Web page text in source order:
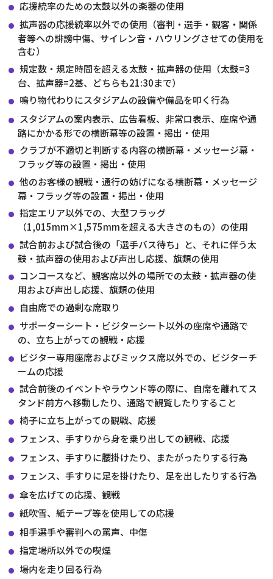
応援統率のための太鼓以外の楽器の使用
拡声器の応援統率以外での使用（審判・選手・観客・関係
者等への誹謗中傷、サイレン音・ハウリングさせての使用を
含む）
規定数・規定時間を超える太鼓・拡声器の使用（太鼓=3
台、拡声器=2基、どちらも21:30まで）
鳴り物代わりにスタジアムの設備や備品を叩く行為
スタジアムの案内表示、広告看板、非常口表示、座席や通
路にかかる形での横断幕等の設置・掲出・使用
クラブが不適切と判断する内容の横断幕・メッセージ幕・
フラッグ等の設置・掲出・使用
他のお客様の観戦・通行の妨げになる横断幕・メッセージ
幕・フラッグ等の設置・掲出・使用
指定エリア以外での、大型フラッグ
（1,015mm×1,575mmを超える大きさのもの）の使用
試合前および試合後の「選手バス待ち」と、それに伴う太
鼓・拡声器の使用および声出し応援、旗類の使用
コンコースなど、観客席以外の場所での太鼓・拡声器の使
用および声出し応援、旗類の使用
自由席での過剰な席取り
サポーターシート・ビジターシート以外の座席や通路で
の、立ち上がっての観戦・応援
ビジター専用座席およびミックス席以外での、ビジターチ
ームの応援
試合前後のイベントやラウンド等の際に、自席を離れてス
タンド前方へ移動したり、通路で観覧したりすること
椅子に立ち上がっての観戦、応援
フェンス、手すりから身を乗り出しての観戦、応援
フェンス、手すりに腰掛けたり、またがったりする行為
フェンス、手すりに足を掛けたり、足を出したりする行為
傘を広げての応援、観戦
紙吹雪、紙テープ等を使用しての応援
相手選手や審判への罵声、中傷
指定場所以外での喫煙
場内を走り回る行為